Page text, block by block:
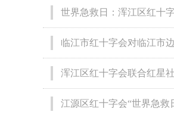
世界急救日：浑江区红十
临江市红十字会对临江市
浑江区红十字会联合红星
江源区红十字会“世界急救